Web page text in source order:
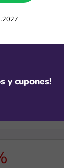
de descuento
y cupones!